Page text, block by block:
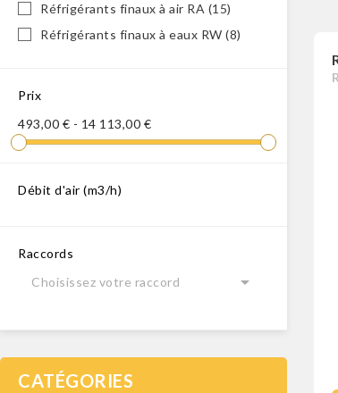
Réfrigérants finaux à air RA (15)
Réfrigérants finaux à eaux RW (8)
Prix
493,00 € - 14 113,00 €
Débit d'air (m3/h)
Raccords
Choisissez votre raccord

CATÉGORIES